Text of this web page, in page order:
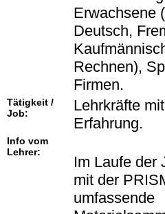
Erwachsene
Deutsch,
Rechnen),
Firmen.
Tätigkeit /
Job:
Lehrkräfte
Erfahrung.
Info vom
Lehrer:
Im Laufe der
mit der
umfassende